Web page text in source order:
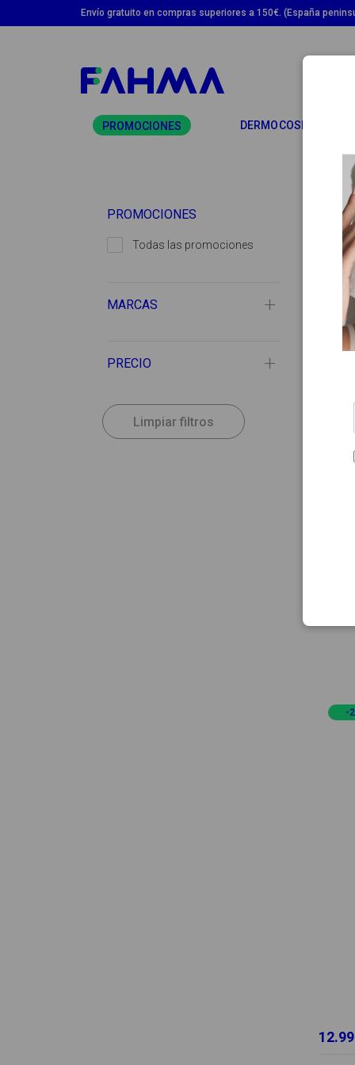
Envío gratuito en compras superiores a 150€. (España
PROMOCIONES DERMOCOSMÉTICA
PROMOCIONES
Todas las promociones
MARCAS
PRECIO
Limpiar filtros
-
12.99